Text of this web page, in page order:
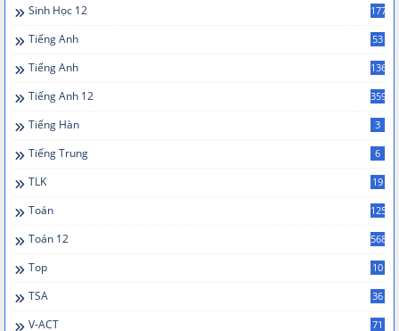
Sinh Học 12 177
Tiếng Anh 53
Tiếng Anh 136
Tiếng Anh 12 359
Tiếng Hàn 3
Tiếng Trung 6
TLK 19
Toán 125
Toán 12 568
Top 10
TSA 36
V-ACT 71